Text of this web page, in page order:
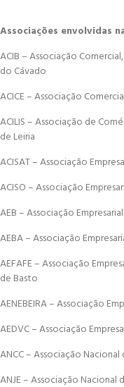
Associações envolvidas
ACIB – Associação
do Cávado
ACICE – Associação
ACILIS – Associação de
de Leiria
ACISAT – Associação
ACISO – Associação
AEB – Associação
AEBA – Associação
AEFAFE – Associação
de Basto
AENEBEIRA – Associação
AEDVC – Associação
ANCC – Associação
ANJE – Associação Nacional